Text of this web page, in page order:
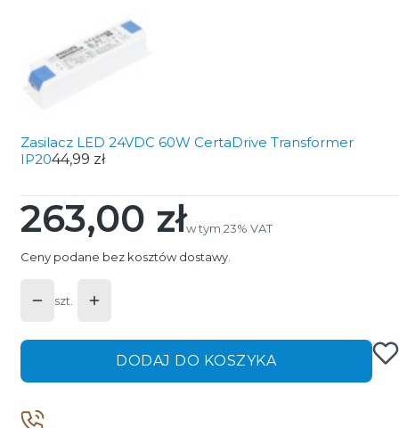
Zasilacz LED 24VDC 60W CertaDrive Transformer
IP2044,99 zł
Cena
263,00 złw tym 23% VAT
w tym 23% VAT
Ceny podane bez kosztów dostawy.
szt.
DODAJ DO KOSZYKA